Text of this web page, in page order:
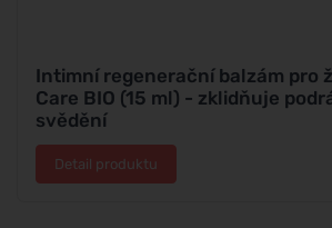
Intimní regenerační balzám pro
Care BIO (15 ml) - zklidňuje
svědění
Detail produktu